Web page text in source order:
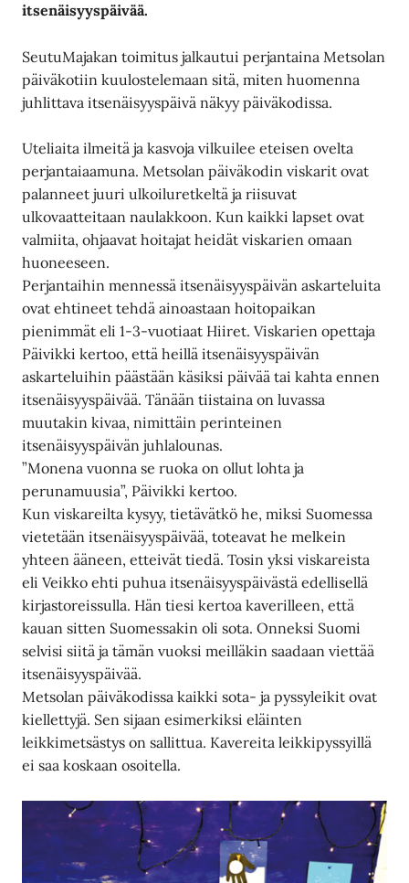
itsenäisyyspäivää.
SeutuMajakan toimitus jalkautui perjantaina Metsolan
päiväkotiin kuulostelemaan sitä, miten huomenna
juhlittava itsenäisyyspäivä näkyy päiväkodissa.
Uteliaita ilmeitä ja kasvoja vilkuilee eteisen ovelta
perjantaiaamuna. Metsolan päiväkodin viskarit ovat
palanneet juuri ulkoiluretkeltä ja riisuvat
ulkovaatteitaan naulakkoon. Kun kaikki lapset ovat
valmiita, ohjaavat hoitajat heidät viskarien omaan
huoneeseen.
Perjantaihin mennessä itsenäisyyspäivän askarteluita
ovat ehtineet tehdä ainoastaan hoitopaikan
pienimmät eli 1-3-vuotiaat Hiiret. Viskarien opettaja
Päivikki kertoo, että heillä itsenäisyyspäivän
askarteluihin päästään käsiksi päivää tai kahta ennen
itsenäisyyspäivää. Tänään tiistaina on luvassa
muutakin kivaa, nimittäin perinteinen
itsenäisyyspäivän juhlalounas.
”Monena vuonna se ruoka on ollut lohta ja
perunamuusia”, Päivikki kertoo.
Kun viskareilta kysyy, tietävätkö he, miksi Suomessa
vietetään itsenäisyyspäivää, toteavat he melkein
yhteen ääneen, etteivät tiedä. Tosin yksi viskareista
eli Veikko ehti puhua itsenäisyyspäivästä edellisellä
kirjastoreissulla. Hän tiesi kertoa kaverilleen, että
kauan sitten Suomessakin oli sota. Onneksi Suomi
selvisi siitä ja tämän vuoksi meilläkin saadaan viettää
itsenäisyyspäivää.
Metsolan päiväkodissa kaikki sota- ja pyssyleikit ovat
kiellettyjä. Sen sijaan esimerkiksi eläinten
leikkimetsästys on sallittua. Kavereita leikkipyssyillä
ei saa koskaan osoitella.